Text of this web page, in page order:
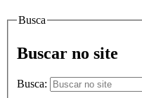
Busca
Buscar no site
Busca: